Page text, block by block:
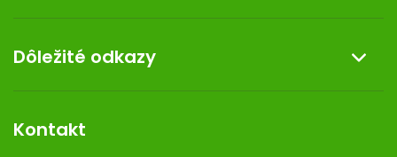
Doprava a platba
Darček k nákupu
Kontakt
Dermocentrum
Dôležité odkazy
Rozhodnutie na prevádzku
Kontakt